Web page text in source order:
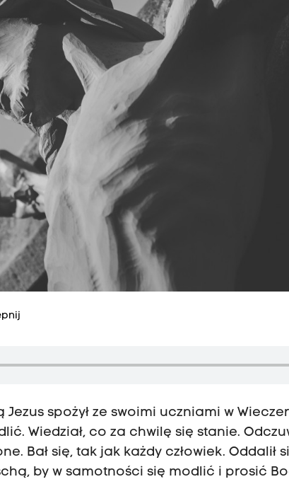
spożył ze swoimi uczniami w
Wiedział, co za chwilę się stanie.
Bał się, tak jak każdy człowiek. Oddalił
by w samotności się modlić i prosić